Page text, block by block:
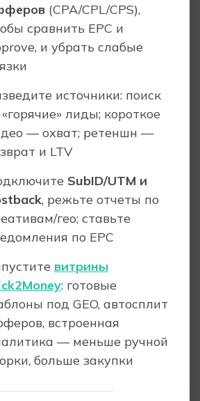
(CPA/CPL/CPS),
сравнить EPC и
и убрать слабые
источники: поиск
лиды; короткое
— охват; ретеншн —
и LTV
SubID/UTM и
, режьте отчеты по
гео; ставьте
по EPC
витрины
: готовые
под GEO, автосплит
встроенная
— меньше ручной
больше закупки